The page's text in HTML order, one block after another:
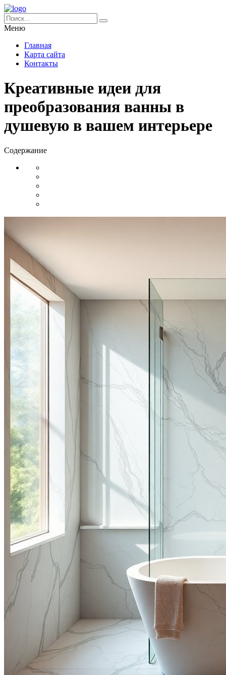
Меню
Главная
Карта сайта
Контакты
Креативные идеи для
преобразования ванны в
душевую в вашем интерьере
Содержание